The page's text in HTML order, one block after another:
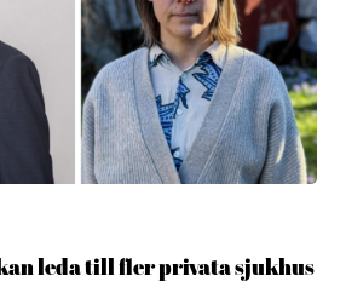
leda till fler privata sjukhus